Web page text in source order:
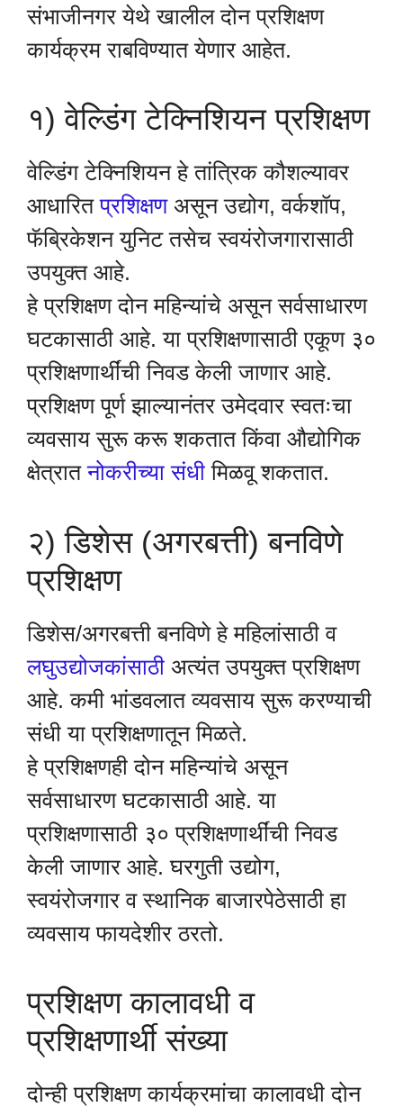
संभाजीनगर येथे खालील दोन प्रशिक्षण
कार्यक्रम राबविण्यात येणार आहेत.
१) वेल्डिंग टेक्निशियन प्रशिक्षण
वेल्डिंग टेक्निशियन हे तांत्रिक कौशल्यावर
आधारितप्रशिक्षणअसून उद्योग, वर्कशॉप,
फॅब्रिकेशन युनिट तसेच स्वयंरोजगारासाठी
उपयुक्त आहे.
हे प्रशिक्षण दोन महिन्यांचे असून सर्वसाधारण
घटकासाठी आहे. या प्रशिक्षणासाठी एकूण ३०
प्रशिक्षणार्थींची निवड केली जाणार आहे.
प्रशिक्षण पूर्ण झाल्यानंतर उमेदवार स्वतःचा
व्यवसाय सुरू करू शकतात किंवा औद्योगिक
क्षेत्रातनोकरीच्या संधी मिळवू शकतात.
२) डिशेस (अगरबत्ती) बनविणे
प्रशिक्षण
डिशेस/अगरबत्ती बनविणे हे महिलांसाठी व
लघुउद्योजकांसाठी अत्यंत उपयुक्त प्रशिक्षण
आहे. कमी भांडवलात व्यवसाय सुरू करण्याची
संधी या प्रशिक्षणातून मिळते.
हे प्रशिक्षणही दोन महिन्यांचे असून
सर्वसाधारण घटकासाठी आहे. या
प्रशिक्षणासाठी ३० प्रशिक्षणार्थींची निवड
केली जाणार आहे. घरगुती उद्योग,
स्वयंरोजगार व स्थानिक बाजारपेठेसाठी हा
व्यवसाय फायदेशीर ठरतो.
प्रशिक्षण कालावधी व
प्रशिक्षणार्थी संख्या
दोन्ही प्रशिक्षण कार्यक्रमांचा कालावधी दोन